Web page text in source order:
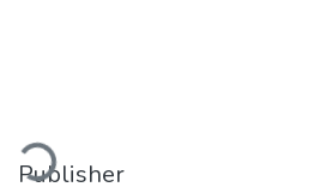
Publisher